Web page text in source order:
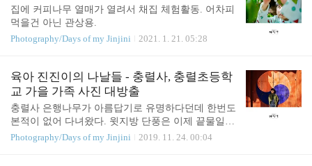
집에 커피나무 열매가 열려서 채집 체험활동. 어차피
먹을건 아닌 관상용.
Photography/Days of my Jinjini
2021. 1. 21. 05:28
육아 진진이의 나날들 - 충렬사, 충렬초등학
교 가을 가족 사진 대방출
충렬사 은행나무가 아름답기로 유명하다던데 한번도
본적이 없어 다녀왔다. 윗지방 단풍은 이제 끝물일텐
데 통영은 은행나무에 녹색 기운이 좀 남아 있다. 다
Photography/Days of my Jinjini 2019. 11. 24. 00:04